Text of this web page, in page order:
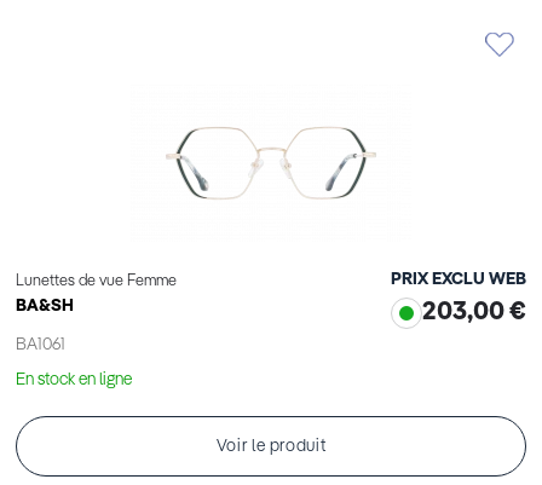
Lunettes de vue Femme
BA&SH
BA1061
PRIX EXCLU WEB
203,00 €
En stock en ligne
Voir le produit